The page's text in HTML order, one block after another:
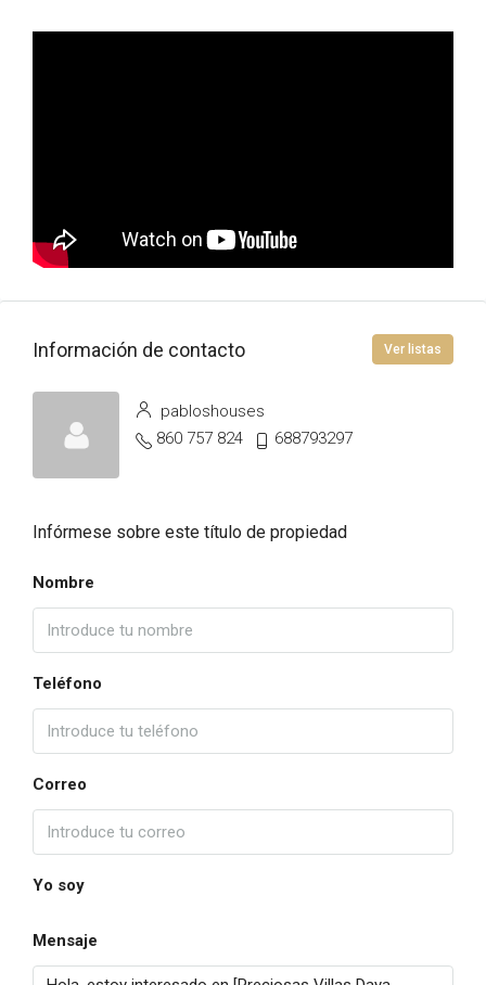
Información de contacto Ver listas
pabloshouses
860 757 824
688793297
Infórmese sobre este título de propiedad
Nombre
Teléfono
Correo
Yo soy
Mensaje